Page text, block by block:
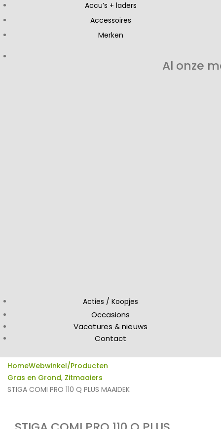
Accu’s + laders
Accessoires
Merken
Al onze
Acties / Koopjes
Occasions
Vacatures & nieuws
Contact
HomeWebwinkel/Producten
Gras en Grond, Zitmaaiers
STIGA COMI PRO 110 Q PLUS MAAIDEK